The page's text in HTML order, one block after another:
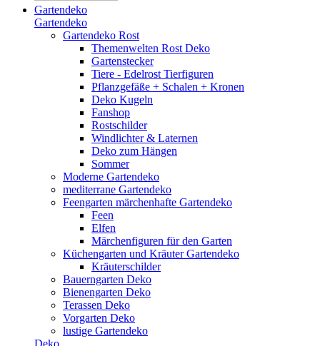
Gartendeko
Gartendeko
Gartendeko Rost
Themenwelten Rost Deko
Gartenstecker
Tiere - Edelrost Tierfiguren
Pflanzgefäße + Schalen + Kronen
Deko Kugeln
Fanshop
Rostschilder
Windlichter & Laternen
Deko zum Hängen
Sommer
Moderne Gartendeko
mediterrane Gartendeko
Feengarten märchenhafte Gartendeko
Feen
Elfen
Märchenfiguren für den Garten
Küchengarten und Kräuter Gartendeko
Kräuterschilder
Bauerngarten Deko
Bienengarten Deko
Terassen Deko
Vorgarten Deko
lustige Gartendeko
Deko